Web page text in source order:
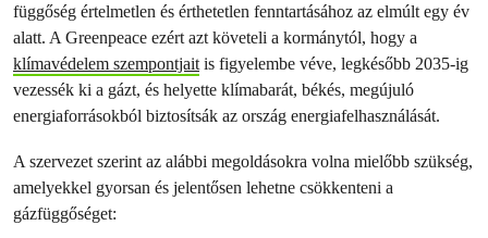
függőség értelmetlen és érthetetlen fenntartásához az elmúlt egy év
alatt. A Greenpeace ezért azt követeli a kormánytól, hogy a
klímavédelem szempontjaitis figyelembe véve, legkésőbb 2035-ig
vezessék ki a gázt, és helyette klímabarát, békés, megújuló
energiaforrásokból biztosítsák az ország energiafelhasználását.
A szervezet szerint az alábbi megoldásokra volna mielőbb szükség,
amelyekkel gyorsan és jelentősen lehetne csökkenteni a
gázfüggőséget: